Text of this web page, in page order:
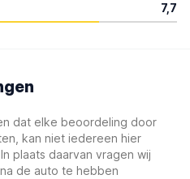
7,7
dat elke beoordeling door
kan niet iedereen hier
plaats daarvan vragen wij
de auto te hebben